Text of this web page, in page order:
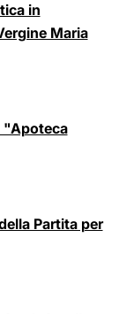
in
Maria
"Apoteca
Partita per